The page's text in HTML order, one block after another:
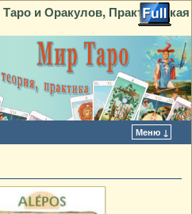
и Оракулов, Практическая
Меню ↓